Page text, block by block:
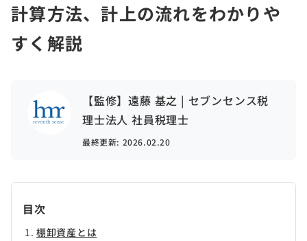
計算方法、計上の流れをわかりや
すく解説
【監修】遠藤 基之 | セブンセンス税
理士法人 社員税理士
最終更新: 2026.02.20
目次
棚卸資産とは